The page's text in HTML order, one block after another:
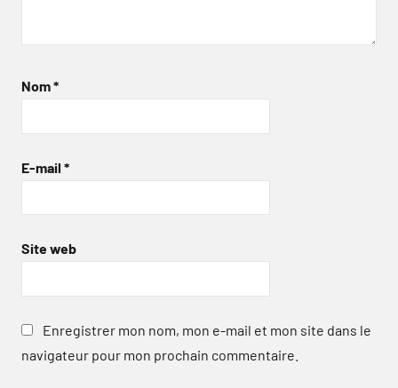
Nom*
E-mail *
Site web
Enregistrer mon nom, mon e-mail et mon site dans le
navigateur pour mon prochain commentaire.